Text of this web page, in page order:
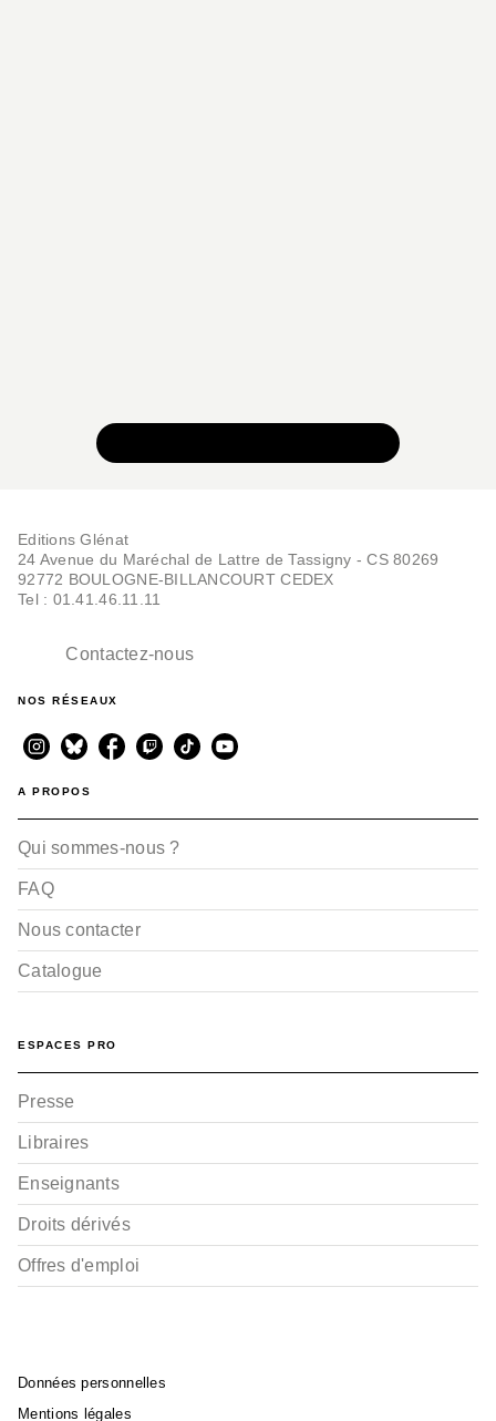
Editions Glénat
24 Avenue du Maréchal de Lattre de Tassigny - CS 80269
92772 BOULOGNE-BILLANCOURT CEDEX
Tel : 01.41.46.11.11
Contactez-nous
NOS RÉSEAUX
A PROPOS
Qui sommes-nous ?
FAQ
Nous contacter
Catalogue
ESPACES PRO
Presse
Libraires
Enseignants
Droits dérivés
Offres d'emploi
Données personnelles
Mentions légales